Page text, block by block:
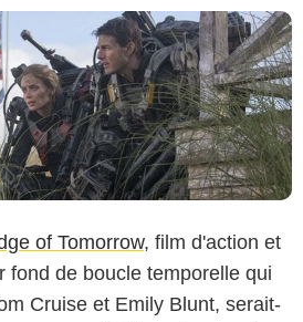
of Tomorrow, film d'action et
fond de boucle temporelle qui
Cruise et Emily Blunt, serait-